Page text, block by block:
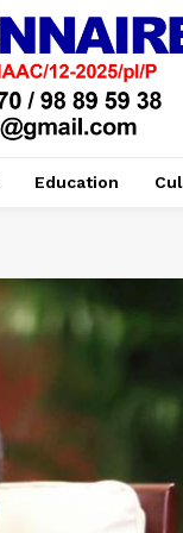
Education